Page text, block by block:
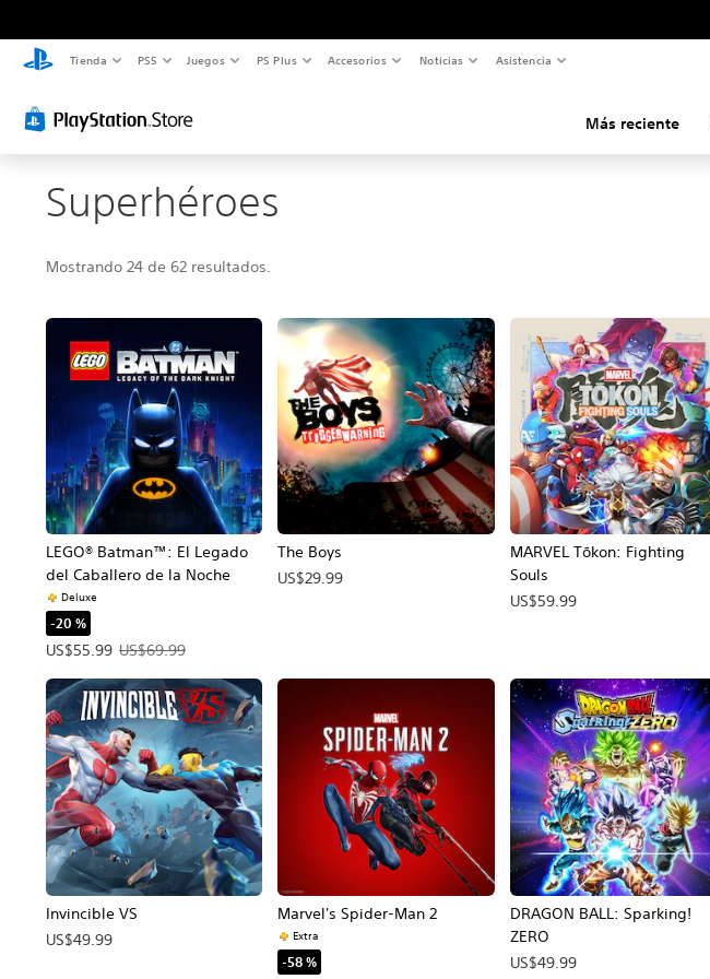
Tienda PS5 Juegos PS Plus Accesorios Noticias Asistencia
Más reciente
Superhéroes
Mostrando 24 de 62 resultados.
LEGO® Batman™: El Legado
del Caballero de la Noche
Deluxe
-20 %
US$55.99
Precio de la oferta: US$55.99. Precio original: US$69.99.
US$69.99
The Boys
US$29.99
MARVEL Tōkon: Fighting
Souls
US$59.99
Invincible VS
US$49.99
Marvel's Spider-Man 2
Extra
-58 %
DRAGON BALL: Sparking!
ZERO
US$49.99